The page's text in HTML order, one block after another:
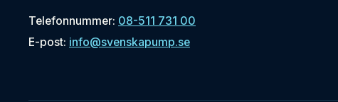
Telefonnummer: 08-511 731 00
E-post: info@svenskapump.se